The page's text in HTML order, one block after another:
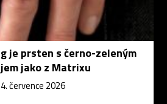
je prsten s černo-zeleným
jako z Matrixu
července 2026